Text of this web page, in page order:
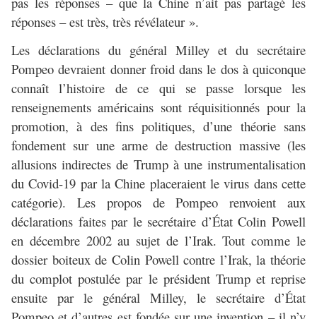
réponses – est très, très révélateur ».
Les déclarations du général Milley et du secrétaire
Pompeo devraient donner froid dans le dos à quiconque
connaît l’histoire de ce qui se passe lorsque les
renseignements américains sont réquisitionnés pour la
promotion, à des fins politiques, d’une théorie sans
fondement sur une arme de destruction massive (les
allusions indirectes de Trump à une instrumentalisation
du Covid-19 par la Chine placeraient le virus dans cette
catégorie). Les propos de Pompeo renvoient aux
déclarations faites par le secrétaire d’État Colin Powell
en décembre 2002 au sujet de l’Irak. Tout comme le
dossier boiteux de Colin Powell contre l’Irak, la théorie
du complot postulée par le président Trump et reprise
ensuite par le général Milley, le secrétaire d’État